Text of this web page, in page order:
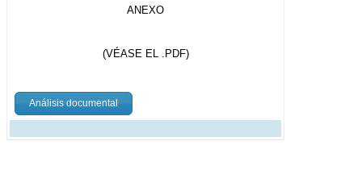
ANEXO
(VÉASE EL .PDF)
Análisis documental